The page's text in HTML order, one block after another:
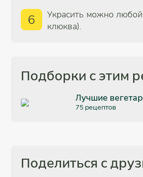
6
Украсить можно
клюква).
Подборки с этим
Лучшие
75 рецептов
Поделиться с